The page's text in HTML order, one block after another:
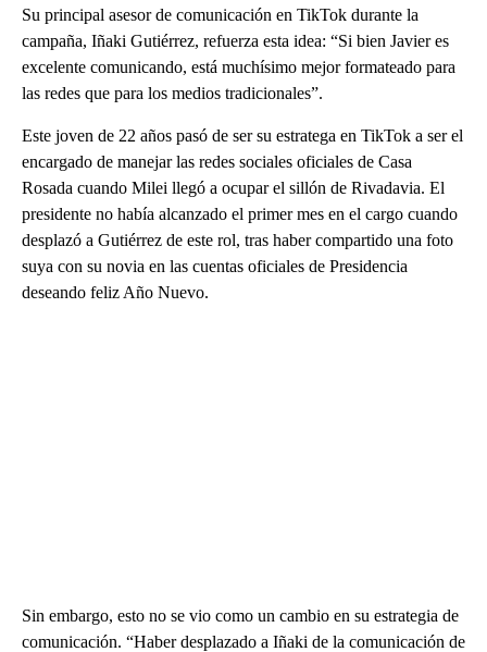
Su principal asesor de comunicación en TikTok durante la
campaña, Iñaki Gutiérrez, refuerza esta idea: “Si bien Javier es
excelente comunicando, está muchísimo mejor formateado para
las redes que para los medios tradicionales”.
Este joven de 22 años pasó de ser su estratega en TikTok a ser el
encargado de manejar las redes sociales oficiales de Casa
Rosada cuando Milei llegó a ocupar el sillón de Rivadavia. El
presidente no había alcanzado el primer mes en el cargo cuando
desplazó a Gutiérrez de este rol, tras haber compartido una foto
suya con su novia en las cuentas oficiales de Presidencia
deseando feliz Año Nuevo.
Sin embargo, esto no se vio como un cambio en su estrategia de
comunicación. “Haber desplazado a Iñaki de la comunicación de